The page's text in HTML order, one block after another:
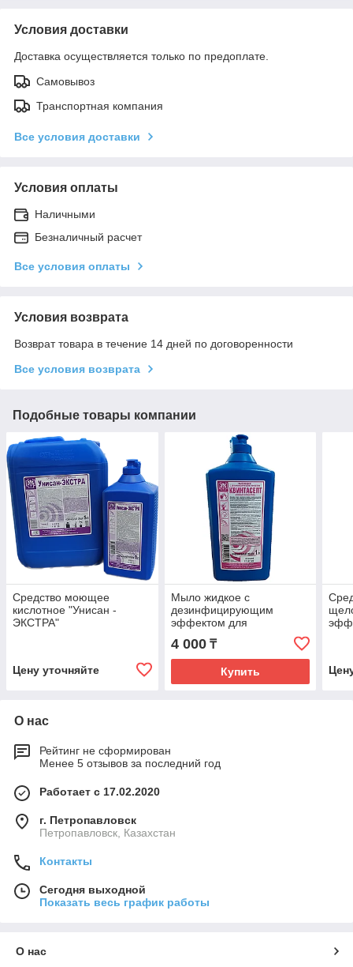
Условия доставки
Доставка осуществляется только по предоплате.
Самовывоз
Транспортная компания
Все условия доставки
Условия оплаты
Наличными
Безналичный расчет
Все условия оплаты
Условия возврата
Возврат товара в течение 14 дней по договоренности
Все условия возврата
Подобные товары компании
Средство моющее
кислотное "Унисан -
ЭКСТРА"
Цену уточняйте
Мыло жидкое с
дезинфицирующим
эффектом для
антисептики рук
Квинтасепт
4 000₸
Купить
О нас
Рейтинг не сформирован
Менее 5 отзывов за последний год
Работает с 17.02.2020
г. Петропавловск
Петропавловск, Казахстан
Контакты
Сегодня выходной
Показать весь график работы
О нас